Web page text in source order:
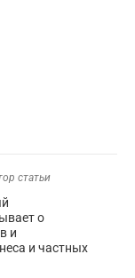
статьи
о
и
и частных